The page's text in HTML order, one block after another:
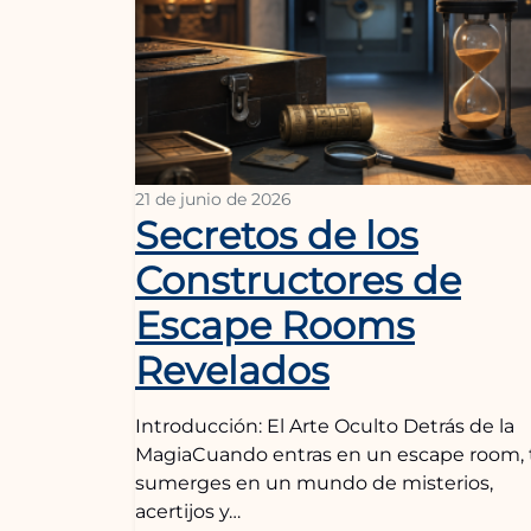
21 de junio de 2026
Secretos de los
Constructores de
Escape Rooms
Revelados
Introducción: El Arte Oculto Detrás de la
MagiaCuando entras en un escape room,
sumerges en un mundo de misterios,
acertijos y…